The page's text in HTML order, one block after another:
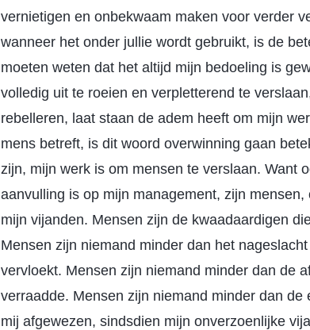
vernietigen en onbekwaam maken voor verder
wanneer het onder jullie wordt gebruikt, is de
moeten weten dat het altijd mijn bedoeling is
volledig uit te roeien en verpletterend te
rebelleren, laat staan de adem heeft om mijn
mens betreft, is dit woord overwinning gaan
zijn, mijn werk is om mensen te verslaan. Want
aanvulling is op mijn management, zijn
mijn vijanden. Mensen zijn de kwaadaardigen
Mensen zijn niemand minder dan het
vervloekt. Mensen zijn niemand minder dan de
verraadde. Mensen zijn niemand minder dan
mij afgewezen, sindsdien mijn onverzoenlijke